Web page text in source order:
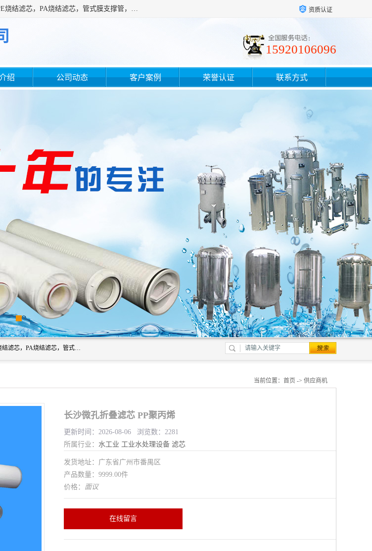
广州滤源过滤器材有限公司主营经营产品有：PTFE烧结滤芯、PE滤芯，烧结滤芯，PE烧结滤芯，PA烧结滤芯，管式膜支撑管，真空上料机滤芯，粉末烧结滤芯，止溢滤芯，吸头滤芯，湿化瓶滤芯、不锈钢烧结滤芯等。公司现拥有一批精干的管理人员和一支高素质的技术队伍，舒适优雅的办公环境和拥有全新现代化标准厂房。 资质认证
15920106096
绍 公司动态 客户案例 荣誉认证 联系方式
广州滤源过滤器材有限公司主营经营产品有：PTFE烧结滤芯、PE滤芯，烧结滤芯，PE烧结滤芯，PA烧结滤芯，管式膜支撑管，真空上料机滤芯，粉末烧结滤芯，止溢滤芯，吸头滤芯，湿化瓶滤芯、不锈钢烧结滤芯等。公司现拥有一批精干的管理人员和一支高素质的技术队伍，舒适优雅的办公环境和拥有全新现代化标准厂房。
当前位置： 首页 -> 供应商机
长沙微孔折叠滤芯 PP聚丙烯
更新时间：2026-08-06 浏览数：2281
所属行业： 水工业 工业水处理设备 滤芯
发货地址：广东省广州市番禺区
产品数量：9999.00件
价格： 面议
在线留言